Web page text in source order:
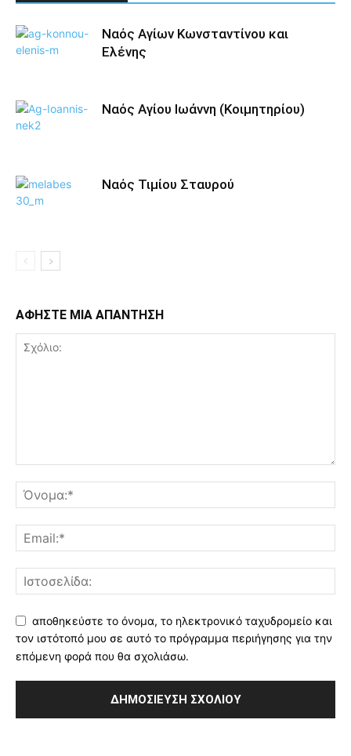
Ναός Αγίων Κωνσταντίνου και
Ελένης
Ναός Αγίου Ιωάννη (Κοιμητηρίου)
Ναός Τιμίου Σταυρού
ΑΦΗΣΤΕ ΜΙΑ ΑΠΑΝΤΗΣΗ
αποθηκεύστε το όνομα, το ηλεκτρονικό ταχυδρομείο και
τον ιστότοπό μου σε αυτό το πρόγραμμα περιήγησης για την
επόμενη φορά που θα σχολιάσω.